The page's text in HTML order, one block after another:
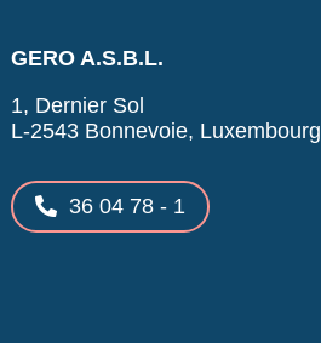
GERO A.S.B.L.
1, Dernier Sol
L-2543 Bonnevoie, Luxembourg
36 04 78 - 1